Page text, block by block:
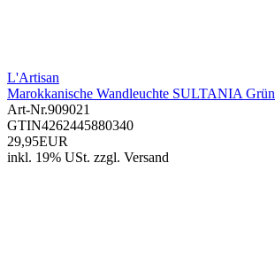
L'Artisan
Marokkanische Wandleuchte SULTANIA Grün
Art-Nr.909021
GTIN4262445880340
29,95EUR
inkl. 19% USt. zzgl. Versand